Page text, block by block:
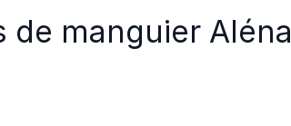
de manguier Aléna